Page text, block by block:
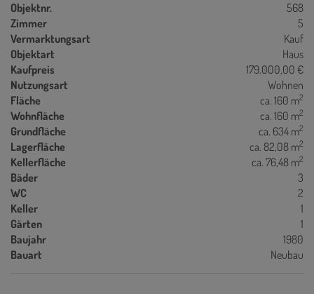
Objektnr.
568
Zimmer
5
Vermarktungsart
Kauf
Objektart
Haus
Kaufpreis
179.000,00 €
Nutzungsart
Wohnen
Fläche
ca. 160 m2
Wohnfläche ca. 160 m2
Grundfläche ca. 634 m2
Lagerfläche ca. 82,08 m2
Kellerfläche ca. 76,48 m2
Bäder
3
WC
2
Keller
1
Gärten
1
Baujahr
1980
Bauart
Neubau